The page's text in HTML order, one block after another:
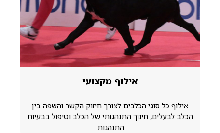
אילוף מקצועי
אילוף כל סוגי הכלבים לצורך חיזוק הקשר והשפה בין
הכלב לבעלים, חינוך התנהגותי של הכלב וטיפול בבעיות
התנהגות.